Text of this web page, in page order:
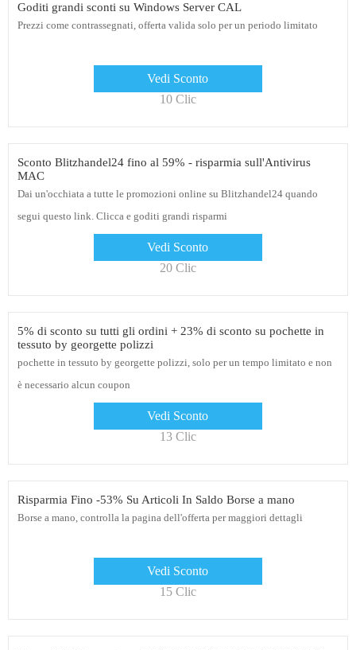
Goditi grandi sconti su Windows Server CAL
Prezzi come contrassegnati, offerta valida solo per un periodo limitato
Vedi Sconto
10 Clic
Sconto Blitzhandel24 fino al 59% - risparmia sull'Antivirus
MAC
Dai un'occhiata a tutte le promozioni online su Blitzhandel24 quando
segui questo link. Clicca e goditi grandi risparmi
Vedi Sconto
20 Clic
5% di sconto su tutti gli ordini + 23% di sconto su pochette in
tessuto by georgette polizzi
pochette in tessuto by georgette polizzi, solo per un tempo limitato e non
è necessario alcun coupon
Vedi Sconto
13 Clic
Risparmia Fino -53% Su Articoli In Saldo Borse a mano
Borse a mano, controlla la pagina dell'offerta per maggiori dettagli
Vedi Sconto
15 Clic